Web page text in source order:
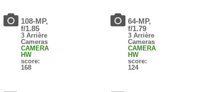
108-MP,
f/1.85
3 Arrière
Cameras
CAMERA
HW
score:
168
64-MP,
f/1.79
3 Arrière
Cameras
CAMERA
HW
score:
124